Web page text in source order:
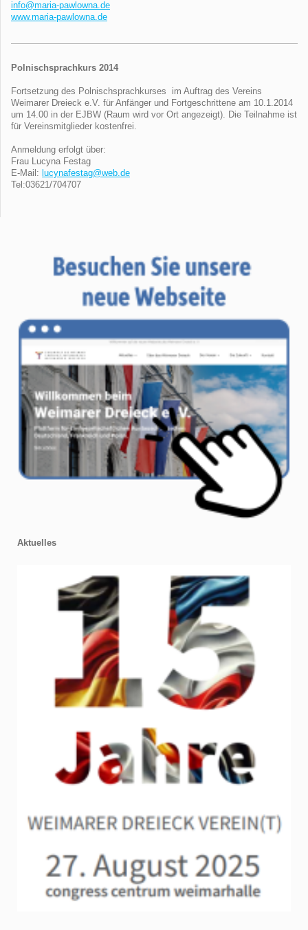
info@maria-pawlowna.de
www.maria-pawlowna.de
Polnischsprachkurs 2014
Fortsetzung des Polnischsprachkurses im Auftrag des Vereins
Weimarer Dreieck e.V. für Anfänger und Fortgeschrittene am 10.1.2014
um 14.00 in der EJBW (Raum wird vor Ort angezeigt). Die Teilnahme ist
für Vereinsmitglieder kostenfrei.
Anmeldung erfolgt über:
Frau Lucyna Festag
E-Mail: lucynafestag@web.de
Tel:03621/704707
Aktuelles